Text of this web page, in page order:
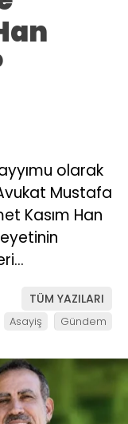
olarak
Mustafa
Kasım Han
TÜM YAZILARI
Asayiş Gündem